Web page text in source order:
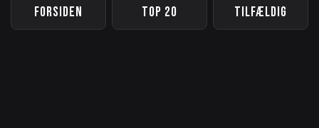
FORSIDEN
TOP 20
TILFÆLDIG